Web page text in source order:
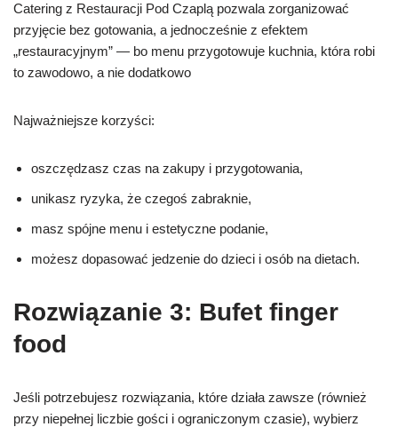
Catering z Restauracji Pod Czaplą pozwala zorganizować
przyjęcie bez gotowania, a jednocześnie z efektem
„restauracyjnym” — bo menu przygotowuje kuchnia, która robi
to zawodowo, a nie dodatkowo
Najważniejsze korzyści:
oszczędzasz czas na zakupy i przygotowania,
unikasz ryzyka, że czegoś zabraknie,
masz spójne menu i estetyczne podanie,
możesz dopasować jedzenie do dzieci i osób na dietach.
Rozwiązanie 3: Bufet finger
food
Jeśli potrzebujesz rozwiązania, które działa zawsze (również
przy niepełnej liczbie gości i ograniczonym czasie), wybierz